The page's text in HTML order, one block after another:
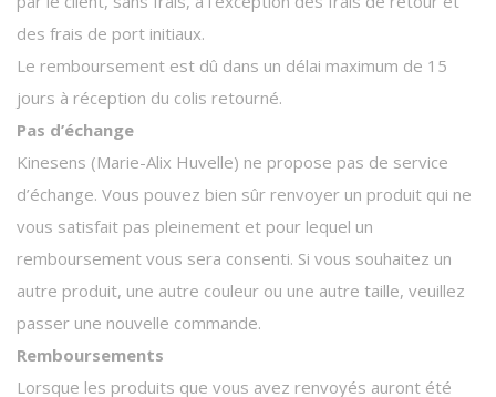
des frais de port initiaux.
Le remboursement est dû dans un délai maximum de 15
jours à réception du colis retourné.
Pas d’échange
Kinesens (Marie-Alix Huvelle) ne propose pas de service
d’échange. Vous pouvez bien sûr renvoyer un produit qui ne
vous satisfait pas pleinement et pour lequel un
remboursement vous sera consenti. Si vous souhaitez un
autre produit, une autre couleur ou une autre taille, veuillez
passer une nouvelle commande.
Remboursements
Lorsque les produits que vous avez renvoyés auront été